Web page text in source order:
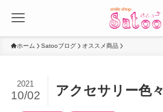
ホーム Satooブログ オススメ商品
アクセサリー色々
2021
10/02